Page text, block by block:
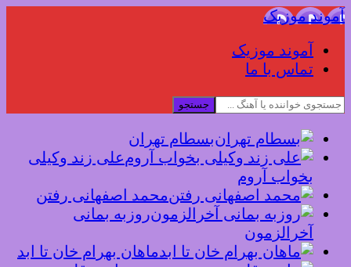
آموند موزیک
آموند موزیک
تماس با ما
جستجو
بسطام تهران
علی زند وکیلی
بخواب آروم
محمد اصفهانی رفتن
روزبه بمانی
آخرالزمون
ماهان بهرام خان تا ابد